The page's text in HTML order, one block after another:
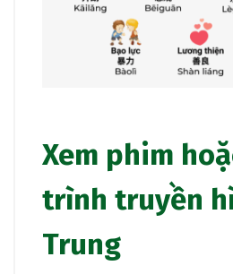
Xem phim
trình truyền
Trung